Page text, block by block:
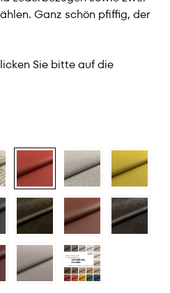
Ganz schön pfiffig, der
Sie bitte auf die